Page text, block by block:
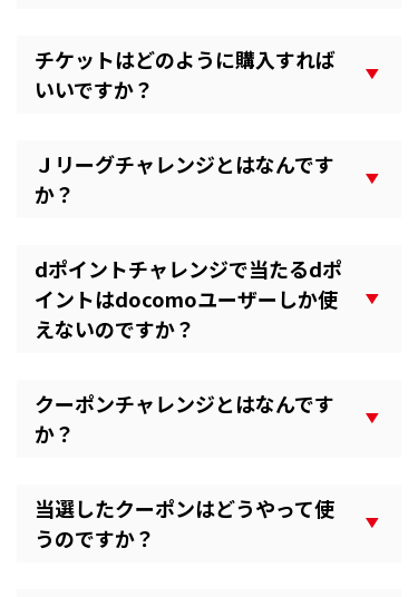
チケットはどのように購入すれば
いいですか？
Ｊリーグチャレンジとはなんです
か？
dポイントチャレンジで当たるdポ
イントはdocomoユーザーしか使
えないのですか？
クーポンチャレンジとはなんです
か？
当選したクーポンはどうやって使
うのですか？